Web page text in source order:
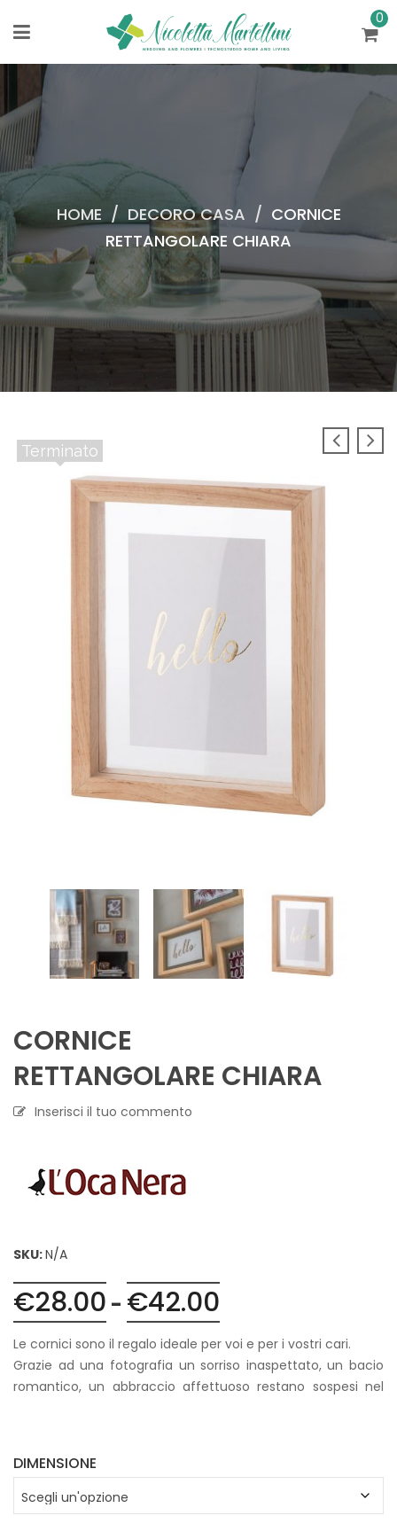
0
HOME / DECORO CASA / CORNICE
RETTANGOLARE CHIARA
Terminato
CORNICE
RETTANGOLARE CHIARA
Inserisci il tuo commento
SKU:N/A
€28.00 - €42.00
di
prezzo:
da
€28.00
Le cornici sono il regalo ideale per voi e per i vostri cari.
Grazie ad una fotografia un sorriso inaspettato, un bacio
romantico, un abbraccio affettuoso restano sospesi nel
DIMENSIONE